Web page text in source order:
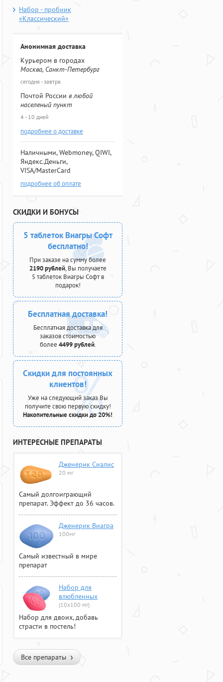
Набор - пробник
«Классический»
Анонимная доставка
Курьером в городах
Москва, Санкт-Петербург
сегодня - завтра
Почтой России в любой
населеный пункт
4 - 10 дней
подробнее о доставке
Наличными, Webmoney, QIWI,
Яндекс.Деньги,
VISA/MasterCard
подробнее об оплате
СКИДКИ И БОНУСЫ
5 таблеток Виагры Софт
бесплатно!
При заказе на сумму более
2190 рублей, Вы получаете
5 таблеток Виагры Софт в
подарок!
Бесплатная доставка!
Бесплатная доставка для
заказов стоимостью
более 4499 рублей.
Скидки для постоянных
клиентов!
Уже на следующий заказ Вы
получите свою первую скидку!
Накопительные скидки до 20%!
ИНТЕРЕСНЫЕ ПРЕПАРАТЫ
Дженерик Сиалис
20 мг
Самый долгоиграющий
препарат. Эффект до 36 часов.
Дженерик Виагра
100мг
Самый известный в мире
препарат
Набор для
влюбленных
(10х100 мг)
Набор для двоих, добавь
страсти в постель!
Все препараты